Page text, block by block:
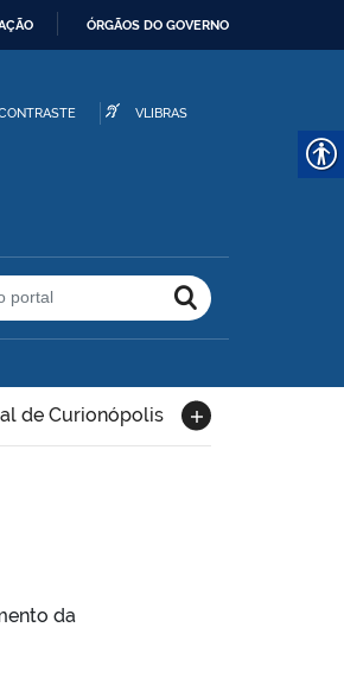
ÓRGÃOS DO GOVERNO
VLIBRAS
Buscar no portal
de Curionópolis
da